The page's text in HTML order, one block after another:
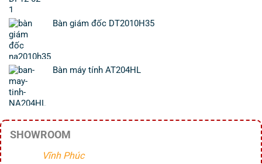
Bàn giám đốc DT2010H35
Bàn máy tính AT204HL
SHOWROOM
Vĩnh Phúc